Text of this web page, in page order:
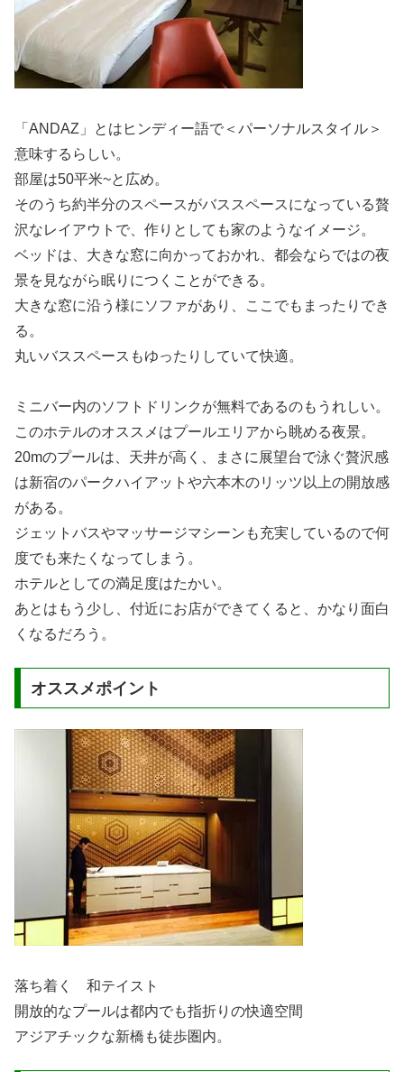
「ANDAZ」とはヒンディー語で＜パーソナルスタイル＞
意味するらしい。
部屋は50平米~と広め。
そのうち約半分のスペースがバススペースになっている贅
沢なレイアウトで、作りとしても家のようなイメージ。
ベッドは、大きな窓に向かっておかれ、都会ならではの夜
景を見ながら眠りにつくことができる。
大きな窓に沿う様にソファがあり、ここでもまったりでき
る。
丸いバススペースもゆったりしていて快適。
ミニバー内のソフトドリンクが無料であるのもうれしい。
このホテルのオススメはプールエリアから眺める夜景。
20mのプールは、天井が高く、まさに展望台で泳ぐ贅沢感
は新宿のパークハイアットや六本木のリッツ以上の開放感
がある。
ジェットバスやマッサージマシーンも充実しているので何
度でも来たくなってしまう。
ホテルとしての満足度はたかい。
あとはもう少し、付近にお店ができてくると、かなり面白
くなるだろう。
オススメポイント
落ち着く 和テイスト
開放的なプールは都内でも指折りの快適空間
アジアチックな新橋も徒歩圏内。